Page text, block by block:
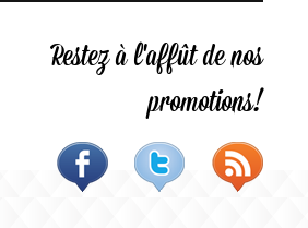
Restez à l'affût de nos
promotions!